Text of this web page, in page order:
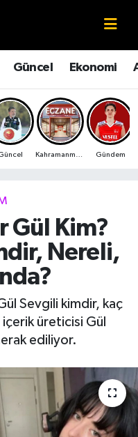
Güncel Ekonomi
Gündem
Gül Kim?
Nereli,
Sevgili kimdir, kaç
üreticisi Gül
ediliyor.
Eczaneler
Vakitleri
Haritası
Fikstür